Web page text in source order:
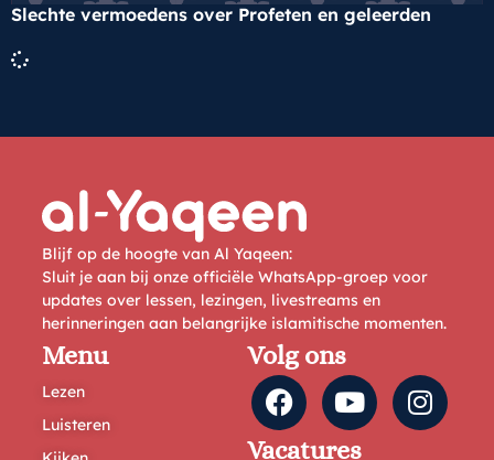
Slechte vermoedens over Profeten en geleerden
Blijf op de hoogte van Al Yaqeen:
Sluit je aan bij onze officiële WhatsApp-groep voor
updates over lessen, lezingen, livestreams en
herinneringen aan belangrijke islamitische momenten.
Menu
Lezen
Luisteren
Volg ons
Vacatures